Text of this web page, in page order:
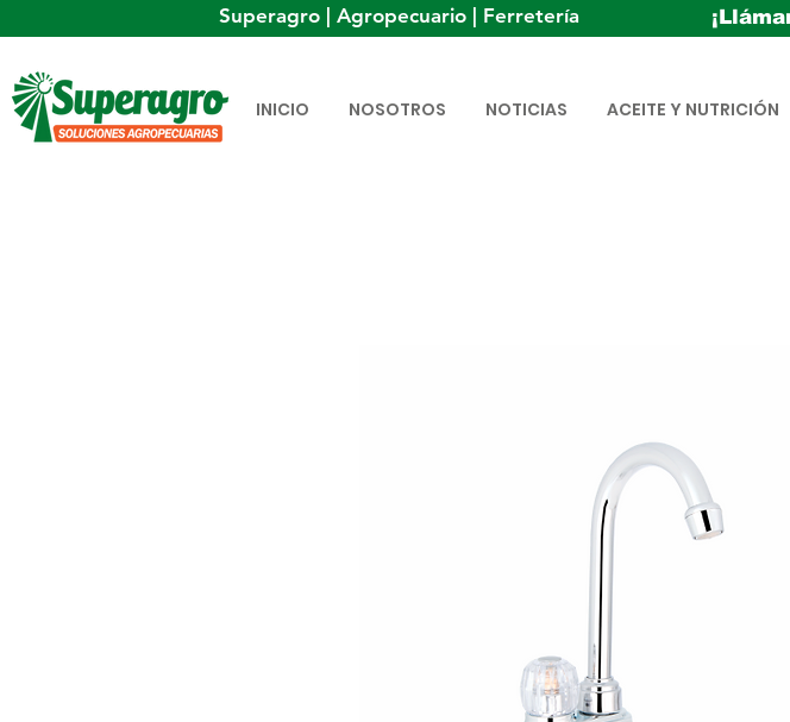
Superagro | Agropecuario | Ferretería
INICIO NOSOTROS NOTICIAS ACEITE Y NUTRICIÓN